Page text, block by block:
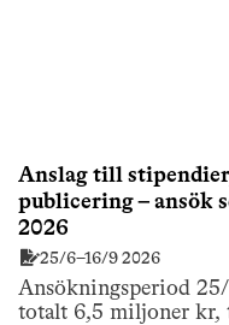
Anslag till
publicering – ansök
2026
25/6–16/9 2026
Ansökningsperiod
totalt 6,5 miljoner kr,